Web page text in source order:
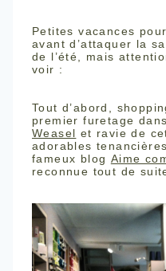
Petites vacances
avant d’attaquer la
de l’été, mais
voir :
Tout d’abord,
premier furetage
Weasel et ravie de
adorables
fameux blog Aime
reconnue tout de